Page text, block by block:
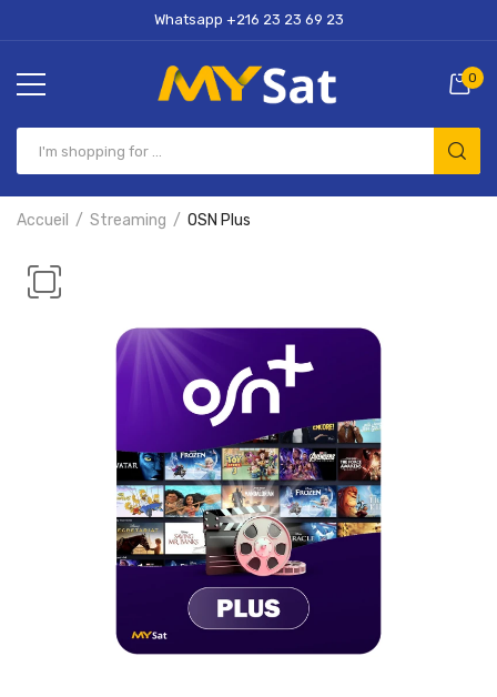
Whatsapp +216 23 23 69 23
0
Accueil Streaming OSN Plus